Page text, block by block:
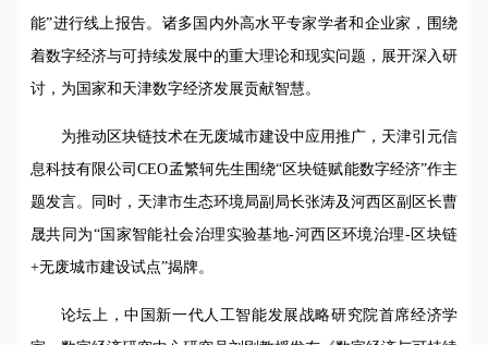
能”进行线上报告。诸多国内外高水平专家学者和企业家，围绕
着数字经济与可持续发展中的重大理论和现实问题，展开深入研
讨，为国家和天津数字经济发展贡献智慧。
为推动区块链技术在无废城市建设中应用推广，天津引元信
息科技有限公司CEO孟繁轲先生围绕“区块链赋能数字经济”作主
题发言。同时，天津市生态环境局副局长张涛及河西区副区长曹
晟共同为“国家智能社会治理实验基地-河西区环境治理-区块链
+无废城市建设试点”揭牌。
论坛上，中国新一代人工智能发展战略研究院首席经济学